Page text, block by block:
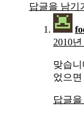
답글을 남기
2010
맞습
었으
답글을